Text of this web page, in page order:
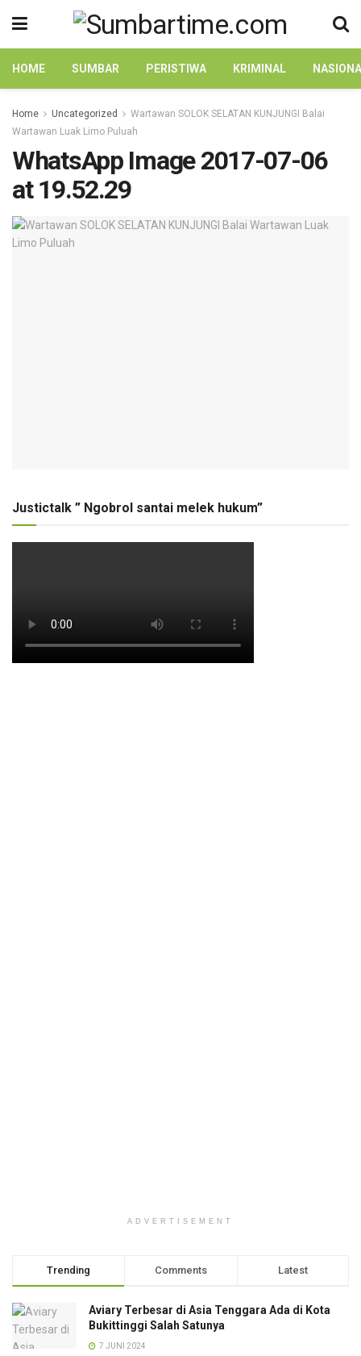
HOME SUMBAR PERISTIWA KRIMINAL
Home Uncategorized
Wartawan SOLOK SELATAN KUNJUNGI Balai
Wartawan Luak Limo Puluah
WhatsApp Image 2017-07-06
at 19.52.29
Justictalk ” Ngobrol santai melek hukum”
ADVERTISEMENT
Trending Comments Latest
Aviary Terbesar di Asia Tenggara Ada di Kota
Bukittinggi Salah Satunya
7 JUNI 2024